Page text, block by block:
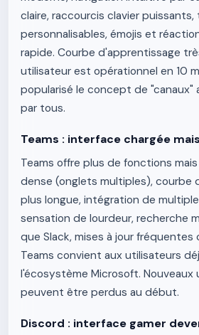
claire, raccourcis clavier puissants,
personnalisables, émojis et
rapide. Courbe d'apprentissage
utilisateur est opérationnel en 10
popularisé le concept de "canaux"
par tous.
Teams : interface chargée
Teams offre plus de fonctions
dense (onglets multiples), courbe
plus longue, intégration de
sensation de lourdeur, recherche
que Slack, mises à jour fréquentes
Teams convient aux utilisateurs
l'écosystème Microsoft. Nouveaux
peuvent être perdus au début.
Discord : interface gamer